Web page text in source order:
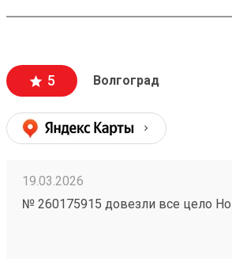
5 Волгоград
19.03.2026
№ 260175915 довезли все цело